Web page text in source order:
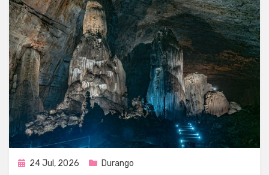
Publicada
24 Jul, 2026 Durango